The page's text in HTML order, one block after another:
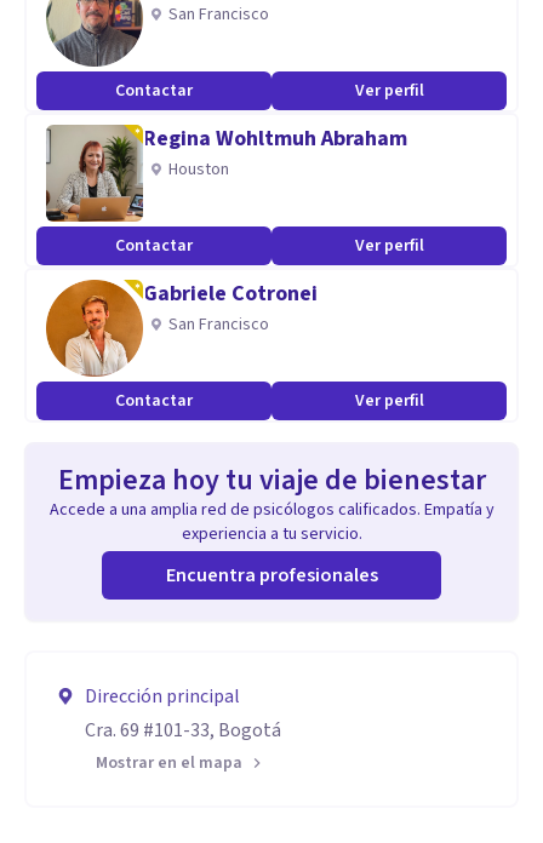
San Francisco
Contactar Ver perfil
Regina Wohltmuh Abraham
Houston
Contactar Ver perfil
Gabriele Cotronei
San Francisco
Contactar Ver perfil
Empieza hoy tu viaje de bienestar
Accede a una amplia red de psicólogos calificados. Empatía y
experiencia a tu servicio.
Encuentra profesionales
Dirección principal
Cra. 69 #101-33, Bogotá
Mostrar en el mapa